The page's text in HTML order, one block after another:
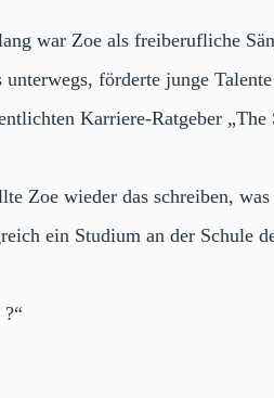
war Zoe als freiberufliche
unterwegs, förderte junge
Karriere-Ratgeber „The
Zoe wieder das schreiben,
ein Studium an der Schule